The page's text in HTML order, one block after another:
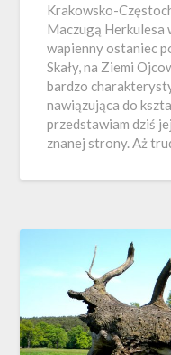
Krakowsko-
Maczugą Herkulesa
wapienny ostaniec
Skały, na Ziemi
bardzo
nawiązująca do
przedstawiam dziś
znanej strony. Aż